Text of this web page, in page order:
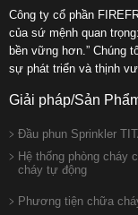
Công ty cổ phần
của sứ mệnh quan
bền vững hơn.” Chúng
sự phát triển và thịnh
Giải pháp/Sản
Đầu phun Sprinkler
Hệ thống phòng cháy
cháy tự động
Phương tiện chữa